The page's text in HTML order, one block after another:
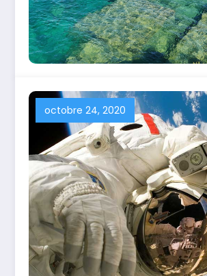
octobre 24, 2020